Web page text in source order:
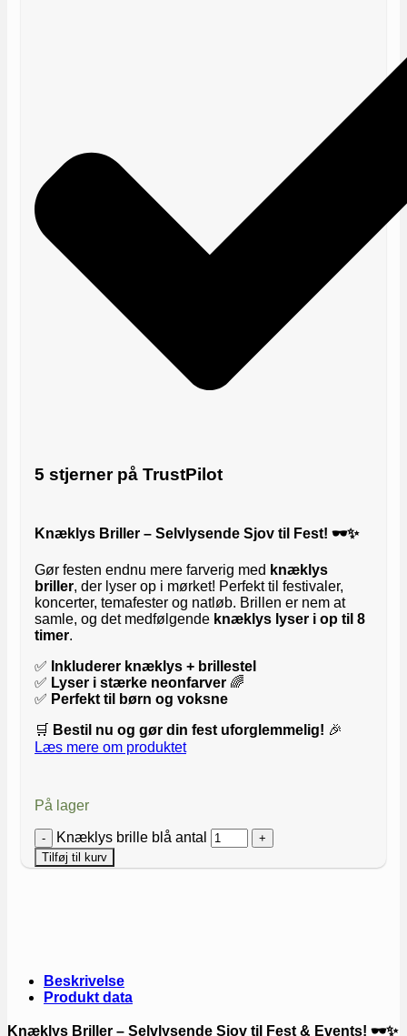
5 stjerner på TrustPilot
Knæklys Briller – Selvlysende Sjov til Fest! 🕶✨
Gør festen endnu mere farverig med knæklys
briller, der lyser op i mørket! Perfekt til festivaler,
koncerter, temafester og natløb. Brillen er nem at
samle, og det medfølgende knæklys lyser i op til 8
timer.
✅ Inkluderer knæklys + brillestel
✅ Lyser i stærke neonfarver 🌈
✅ Perfekt til børn og voksne
🛒 Bestil nu og gør din fest uforglemmelig! 🎉
Læs mere om produktet
På lager
Knæklys brille blå antal
Tilføj til kurv
Beskrivelse
Produkt data
Knæklys Briller – Selvlysende Sjov til Fest & Events! 🕶✨